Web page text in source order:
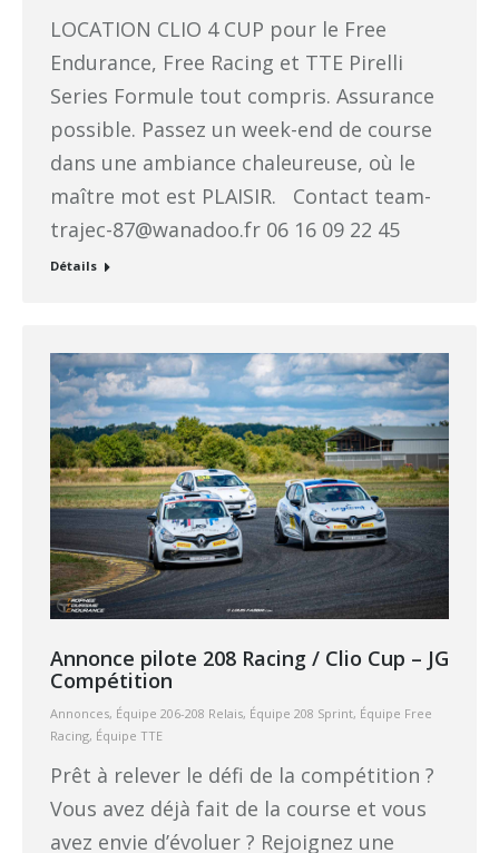
LOCATION CLIO 4 CUP pour le Free
Endurance, Free Racing et TTE Pirelli
Series Formule tout compris. Assurance
possible. Passez un week-end de course
dans une ambiance chaleureuse, où le
maître mot est PLAISIR. Contact team-
trajec-87@wanadoo.fr 06 16 09 22 45
Détails
Annonce pilote 208 Racing / Clio Cup – JG
Compétition
Annonces, Équipe 206-208 Relais, Équipe 208 Sprint, Équipe Free
Racing, Équipe TTE
Prêt à relever le défi de la compétition ?
Vous avez déjà fait de la course et vous
avez envie d’évoluer ? Rejoignez une